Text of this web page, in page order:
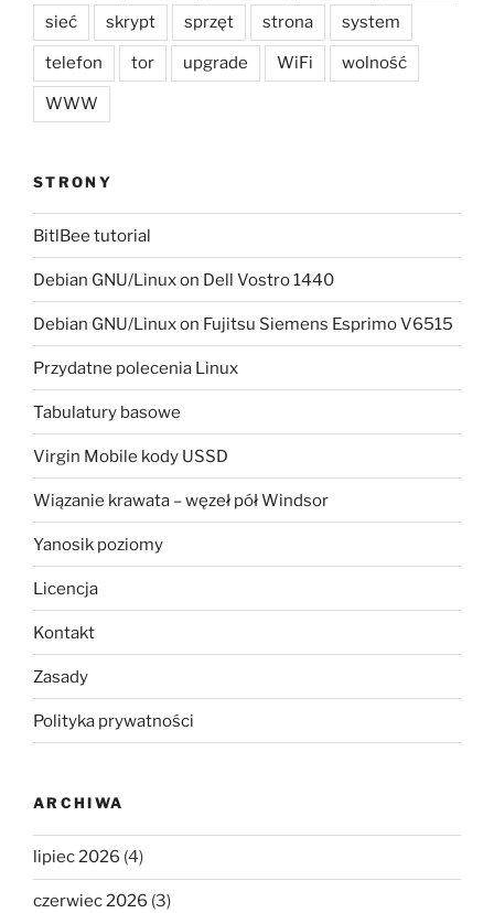
sieć skrypt sprzęt strona system
telefon tor upgrade WiFi wolność
WWW
STRONY
BitlBee tutorial
Debian GNU/Linux on Dell Vostro 1440
Debian GNU/Linux on Fujitsu Siemens Esprimo V6515
Przydatne polecenia Linux
Tabulatury basowe
Virgin Mobile kody USSD
Wiązanie krawata – węzeł pół Windsor
Yanosik poziomy
Licencja
Kontakt
Zasady
Polityka prywatności
ARCHIWA
lipiec 2026 (4)
czerwiec 2026 (3)